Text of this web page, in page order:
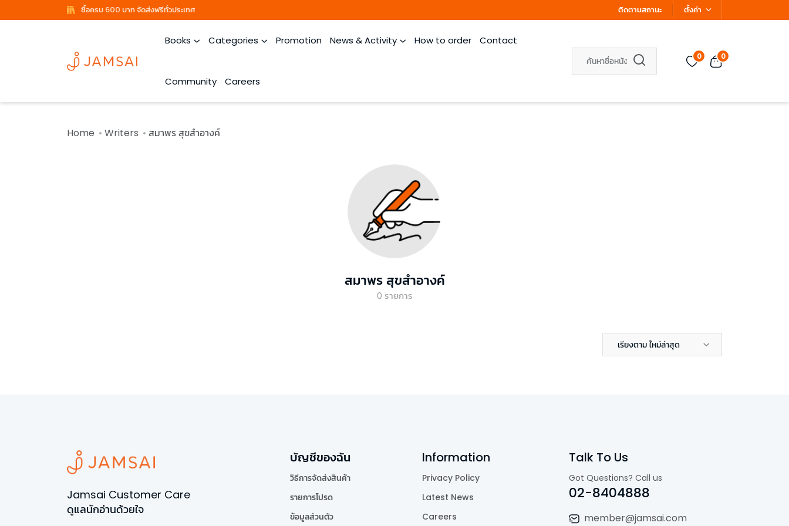
ซื้อครบ 600 บาท จัดส่งฟรีทั่วประเทศ ติดตามสถานะ ตั้งค่า
Books Categories Promotion News & Activity How to order Contact
Community Careers
0 0
Home Writers สมาพร สุขสำอางค์
สมาพร สุขสำอางค์
0 รายการ
เรียงตาม ใหม่ล่าสุด
Jamsai Customer Care
ดูแลนักอ่านด้วยใจ
บัญชีของฉัน
วิธีการจัดส่งสินค้า
รายการโปรด
ข้อมูลส่วนตัว
Information
Privacy Policy
Latest News
Careers
Talk To Us
Got Questions? Call us
02-8404888
member@jamsai.com